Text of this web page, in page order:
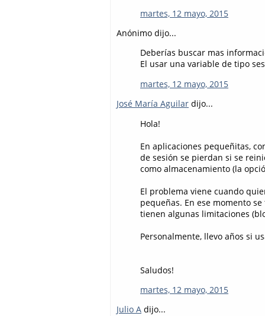
martes, 12 mayo, 2015
Anónimo dijo...
Deberías buscar mas
El usar una variable de tipo
martes, 12 mayo, 2015
José María Aguilar dijo...
Hola!
En aplicaciones pequeñitas,
de sesión se pierdan si se
como almacenamiento (la
El problema viene cuando
pequeñas. En ese momento
tienen algunas limitaciones
Personalmente, llevo años si
Saludos!
martes, 12 mayo, 2015
Julio A dijo...